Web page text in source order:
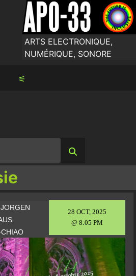
ARTS ELECTRONIQUE,
NUMÉRIQUE, SONORE
⚟
for:
28 OCT, 2025
@ 8:05 PM